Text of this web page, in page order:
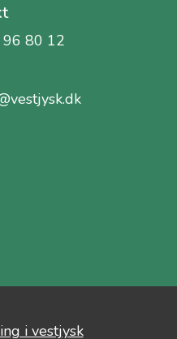
80 12
i vestjysk